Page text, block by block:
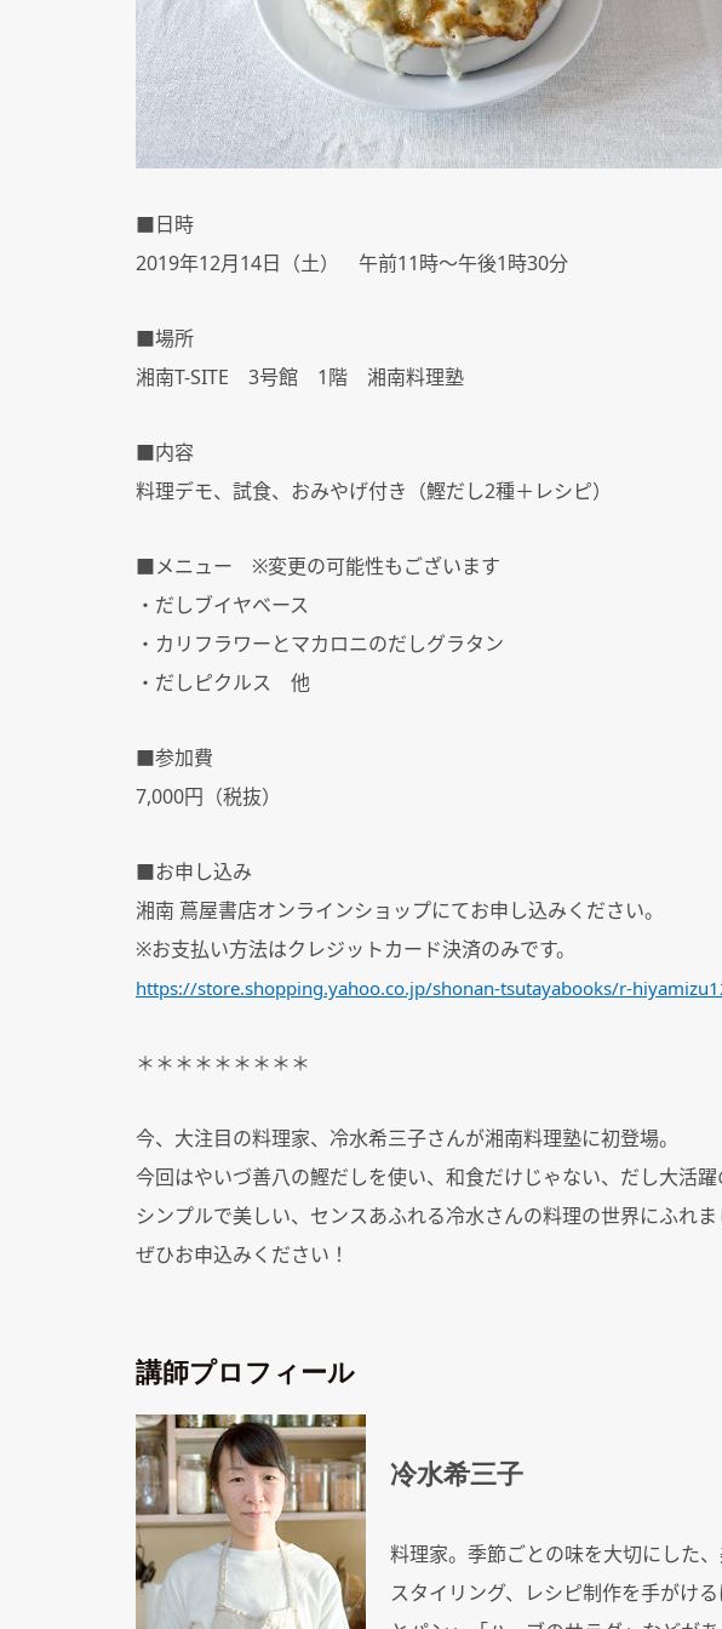
■日時
2019年12月14日（土） 午前11時～午後1時30分
■場所
湘南T-SITE 3号館 1階 湘南料理塾
■内容
料理デモ、試食、おみやげ付き（鰹だし2種＋レシピ）
■メニュー ※変更の可能性もございます
・だしブイヤベース
・カリフラワーとマカロニのだしグラタン
・だしピクルス 他
■参加費
7,000円（税抜）
■お申し込み
湘南 蔦屋書店オンラインショップにてお申し込みください。
※お支払い方法はクレジットカード決済のみです。
https://store.shopping.yahoo.co.jp/shonan-tsutayabooks/r-
＊＊＊＊＊＊＊＊＊
今、大注目の料理家、冷水希三子さんが湘南料理塾に初登場。
今回はやいづ善八の鰹だしを使い、和食だけじゃない、だし大活
シンプルで美しい、センスあふれる冷水さんの料理の世界にふれま
ぜひお申込みください！
講師プロフィール
冷水希三子
料理家。季節ごとの味を大切にした
スタイリング、レシピ制作を手がけ